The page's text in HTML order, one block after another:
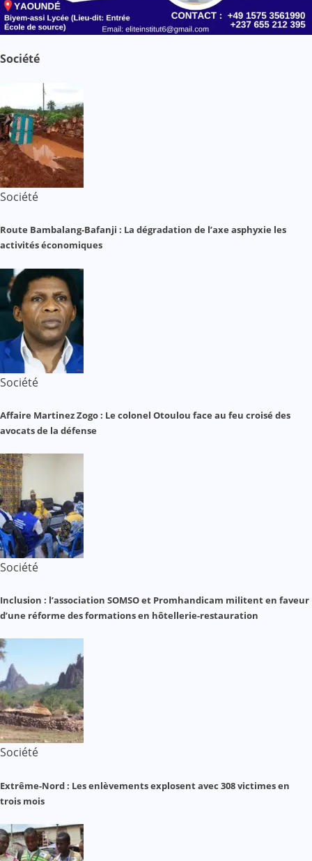
Société
Société
Route Bambalang-Bafanji : La dégradation de l’axe asphyxie les
activités économiques
Société
Affaire Martinez Zogo : Le colonel Otoulou face au feu croisé des
avocats de la défense
Société
Inclusion : l’association SOMSO et Promhandicam militent en faveur
d’une réforme des formations en hôtellerie-restauration
Société
Extrême-Nord : Les enlèvements explosent avec 308 victimes en
trois mois